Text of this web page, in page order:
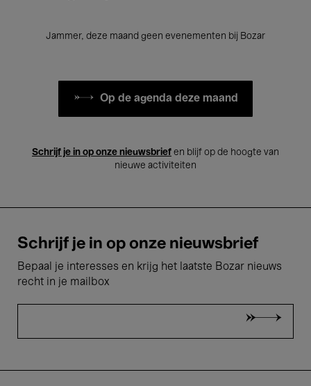
Jammer, deze maand geen evenementen bij Bozar
Op de agenda deze maand
Schrijf je in op onze nieuwsbrief en blijf op de hoogte van
nieuwe activiteiten
Schrijf je in op onze nieuwsbrief
Bepaal je interesses en krijg het laatste Bozar nieuws
recht in je mailbox